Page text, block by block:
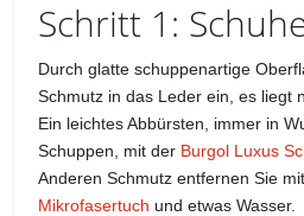
Schritt 1:
Durch glatte schuppenartige
Schmutz in das Leder ein, es liegt
Ein leichtes Abbürsten, immer in
Schuppen, mit der Burgol Luxus
Anderen Schmutz entfernen Sie
Mikrofasertuch und etwas Wasser.